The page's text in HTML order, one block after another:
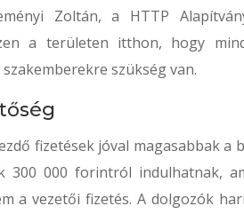
Zoltán, a HTTP
a területen itthon, hogy
szükség van.
fizetések jóval magasabbak
300 000 forintról indulhatnak,
a vezetői fizetés. A dolgozók